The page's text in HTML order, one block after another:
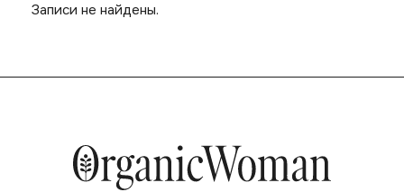
Записи не найдены.